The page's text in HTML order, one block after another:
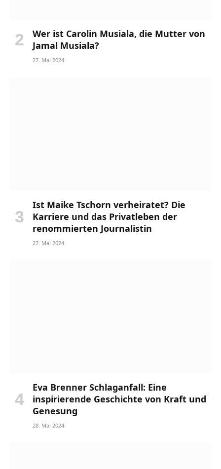
Wer ist Carolin Musiala, die Mutter von
Jamal Musiala?
27. Mai 2024
Ist Maike Tschorn verheiratet? Die
Karriere und das Privatleben der
renommierten Journalistin
27. Mai 2024
Eva Brenner Schlaganfall: Eine
inspirierende Geschichte von Kraft und
Genesung
28. Mai 2024